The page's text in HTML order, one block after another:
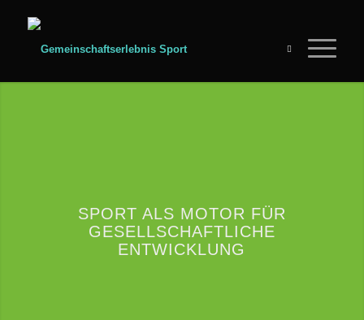
SPORT ALS MOTOR FÜR
GESELLSCHAFTLICHE
ENTWICKLUNG